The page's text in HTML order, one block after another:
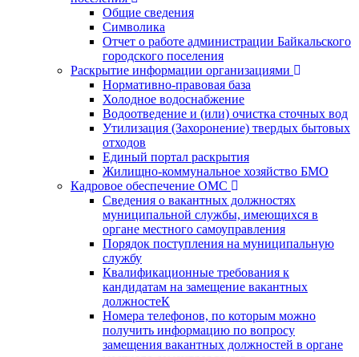
Общие сведения
Символика
Отчет о работе администрации Байкальского
городского поселения
Раскрытие информации организациями
Нормативно-правовая база
Холодное водоснабжение
Водоотведение и (или) очистка сточных вод
Утилизация (Захоронение) твердых бытовых
отходов
Единый портал раскрытия
Жилищно-коммунальное хозяйство БМО
Кадровое обеспечение ОМС
Сведения о вакантных должностях
муниципальной службы, имеющихся в
органе местного самоуправления
Порядок поступления на муниципальную
службу
Квалификационные требования к
кандидатам на замещение вакантных
должностеК
Номера телефонов, по которым можно
получить информацию по вопросу
замещения вакантных должностей в органе